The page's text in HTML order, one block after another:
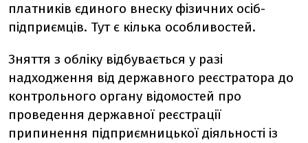
платників єдиного внеску фізичних осіб-
підприємців. Тут є кілька особливостей.
Зняття з обліку відбувається у разі
надходження від державного реєстратора до
контрольного органу відомостей про
проведення державної реєстрації
припинення підприємницької діяльності із